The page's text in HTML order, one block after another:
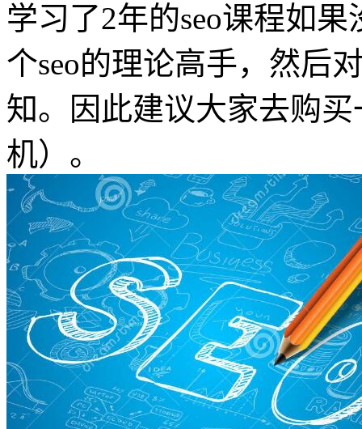
学习了2年的seo课程如
个seo的理论高手，然后
知。因此建议大家去购
机）。